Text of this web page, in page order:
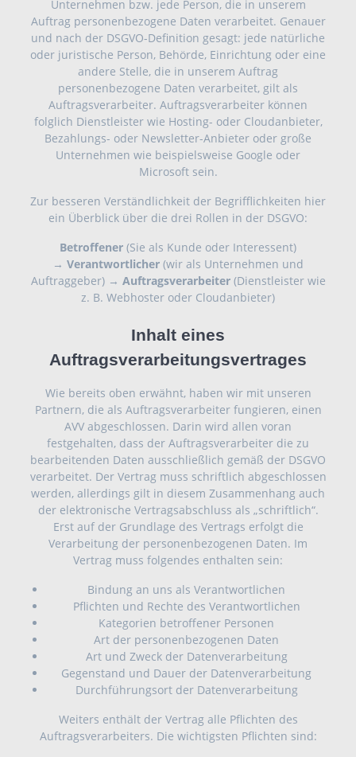
Unternehmen bzw. jede Person, die in unserem
Auftrag personenbezogene Daten verarbeitet. Genauer
und nach der DSGVO-Definition gesagt: jede natürliche
oder juristische Person, Behörde, Einrichtung oder eine
andere Stelle, die in unserem Auftrag
personenbezogene Daten verarbeitet, gilt als
Auftragsverarbeiter. Auftragsverarbeiter können
folglich Dienstleister wie Hosting- oder Cloudanbieter,
Bezahlungs- oder Newsletter-Anbieter oder große
Unternehmen wie beispielsweise Google oder
Microsoft sein.
Zur besseren Verständlichkeit der Begrifflichkeiten hier
ein Überblick über die drei Rollen in der DSGVO:
Betroffener (Sie als Kunde oder Interessent)
→ Verantwortlicher (wir als Unternehmen und
Auftraggeber) → Auftragsverarbeiter(Dienstleister wie
z. B. Webhoster oder Cloudanbieter)
Inhalt eines
Auftragsverarbeitungsvertrages
Wie bereits oben erwähnt, haben wir mit unseren
Partnern, die als Auftragsverarbeiter fungieren, einen
AVV abgeschlossen. Darin wird allen voran
festgehalten, dass der Auftragsverarbeiter die zu
bearbeitenden Daten ausschließlich gemäß der DSGVO
verarbeitet. Der Vertrag muss schriftlich abgeschlossen
werden, allerdings gilt in diesem Zusammenhang auch
der elektronische Vertragsabschluss als „schriftlich“.
Erst auf der Grundlage des Vertrags erfolgt die
Verarbeitung der personenbezogenen Daten. Im
Vertrag muss folgendes enthalten sein:
Bindung an uns als Verantwortlichen
Pflichten und Rechte des Verantwortlichen
Kategorien betroffener Personen
Art der personenbezogenen Daten
Art und Zweck der Datenverarbeitung
Gegenstand und Dauer der Datenverarbeitung
Durchführungsort der Datenverarbeitung
Weiters enthält der Vertrag alle Pflichten des
Auftragsverarbeiters. Die wichtigsten Pflichten sind: